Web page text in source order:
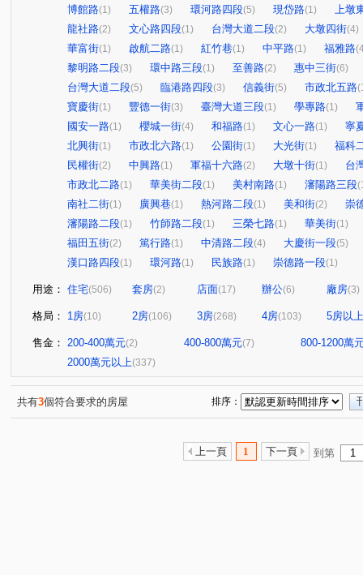
博館路(1) 五權路(3) 環河路四段(5) 現岱路(1)
上墩
龍社路(2) 文心路四段(1) 台灣大道二段(2) 大墩四街(4)
華富街(1) 啟航二路(1) 紅竹巷(1) 中平路(1) 福雅路
黎明路二段(3) 環中路三段(1) 至善路(2) 惠中三街(6)
台灣大道二段(5) 臨港路四段(3) 信義街(5) 市政北五路
寶慶街(1) 豐德一街(3) 臺灣大道三段(1) 學專路(1)
國安一路(1) 櫻城一街(4) 和福路(1) 文心一路(1)
寧
北興街(1) 市政北六路(1) 公園街(1) 大光街(1)
福科
民權街(2) 中興路(1) 軍福十六路(2) 大墩十街(1)
台
市政北二路(1) 華美街二段(1) 美村南路(1) 瀋陽路三段
南社二街(1) 廣興巷(1) 熱河路二段(1) 美和街(2)
崇
瀋陽路二段(1) 竹師路二段(1) 三榮七路(1) 華美街(1)
福田五街(2) 篤行路(1) 中清路二段(4) 大慶街一段(5)
漢口路四段(1) 環河路(1) 民族路(1) 崇德路一段(1)
用途： 住宅(506) 套房(2) 店面(17) 辦公(6) 廠房(3)
格局： 1房(10) 2房(106) 3房(268) 4房(103) 5房以上
售金： 200-400萬元(2) 400-800萬元(7)
800-1200萬
2000萬元以上(337)
共有3個符合要求的房屋 排序：
上一頁 1 下一頁 到第